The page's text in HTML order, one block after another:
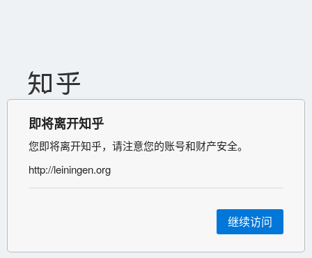
即将离开知乎
您即将离开知乎，请注意您的账号和财产安全。
http://leiningen.org
继续访问